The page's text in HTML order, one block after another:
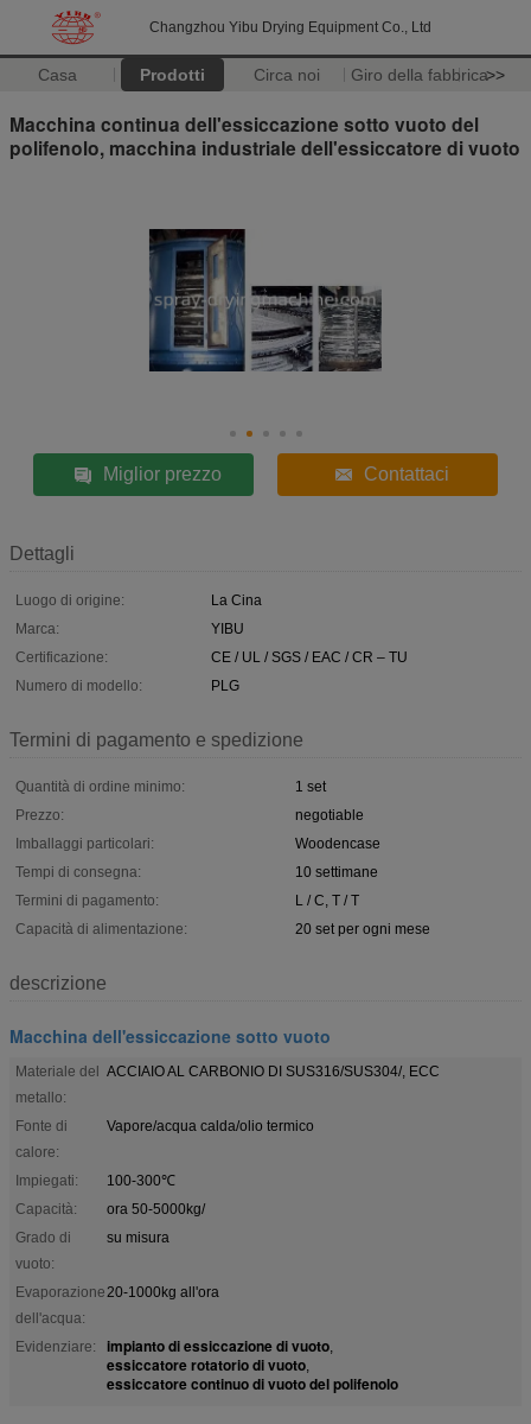
Changzhou Yibu Drying Equipment Co., Ltd
Casa Prodotti Circa noi Giro della fabbrica>>
Macchina continua dell'essiccazione sotto vuoto del
polifenolo, macchina industriale dell'essiccatore di vuoto
Miglior prezzo Contattaci
Dettagli
Luogo di origine:
La Cina
Marca:
YIBU
Certificazione:
CE / UL / SGS / EAC / CR – TU
Numero di modello:
PLG
Termini di pagamento e spedizione
Quantità di ordine minimo:
1 set
Prezzo:
negotiable
Imballaggi particolari:
Woodencase
Tempi di consegna:
10 settimane
Termini di pagamento:
L / C, T / T
Capacità di alimentazione:
20 set per ogni mese
descrizione
Macchina dell'essiccazione sotto vuoto
Materiale del
metallo:
ACCIAIO AL CARBONIO DI SUS316/SUS304/, ECC
Fonte di
calore:
Vapore/acqua calda/olio termico
Impiegati:
100-300℃
Capacità:
ora 50-5000kg/
Grado di
vuoto:
su misura
Evaporazione
dell'acqua:
20-1000kg all'ora
Evidenziare: impianto di essiccazione di vuoto,
essiccatore rotatorio di vuoto,
essiccatore continuo di vuoto del polifenolo